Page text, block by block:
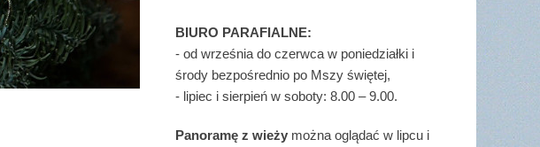
BIURO PARAFIALNE:
- od września do czerwca w poniedziałki i
środy bezpośrednio po Mszy świętej,
- lipiec i sierpień w soboty: 8.00 – 9.00.
Panoramę z wieży można oglądać w lipcu i